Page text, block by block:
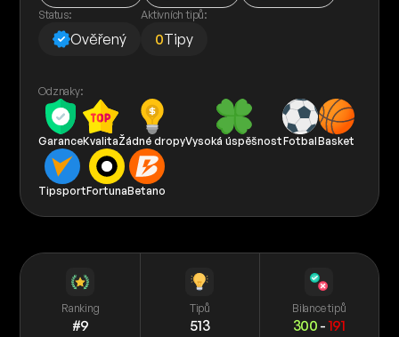
Status:
Ověřený
Aktivních tipů:
0Tipy
Odznaky:
GaranceKvalitaŽádné dropyVysoká úspěšnostFotbalBasket
TipsportFortunaBetano
Ranking
#9
Tipů
513
Bilance tipů
300 - 191